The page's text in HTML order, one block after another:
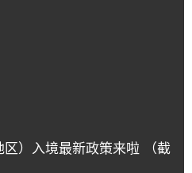
）入境最新政策来啦 （截